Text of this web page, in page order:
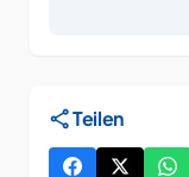
shareTeilen